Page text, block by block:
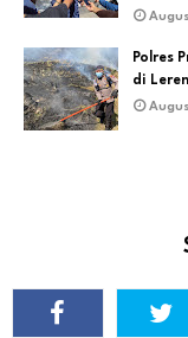
Polres
di